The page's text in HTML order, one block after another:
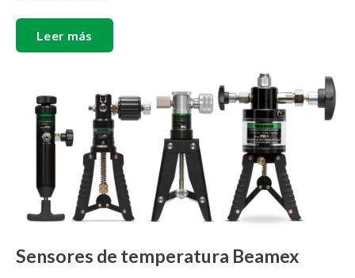
Leer más
Sensores de temperatura Beamex